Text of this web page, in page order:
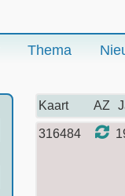
Thema
Kaart AZ
316484